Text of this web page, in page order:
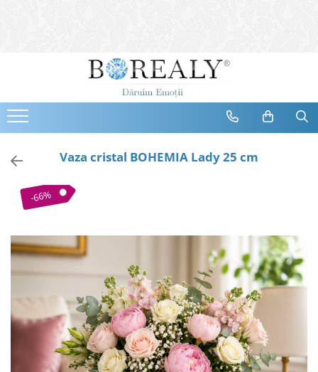
Bijuterii
Cercei
Bratari
Coliere
Brose
Tiare
Bijuterii Femei
Bijuterii Copii
Selectii
Reduceri
Cele mai noi
Cele mai vandute
Vaza cristal BOHEMIA Lady 25 cm
-66%